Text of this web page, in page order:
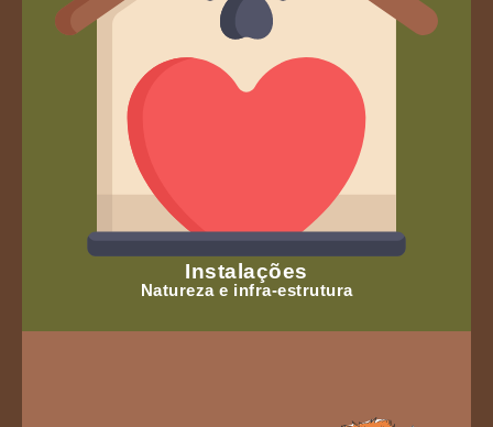
Instalações
Natureza e infra-estrutura